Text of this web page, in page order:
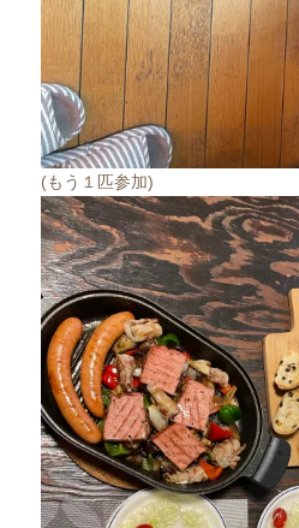
(もう１匹参加)